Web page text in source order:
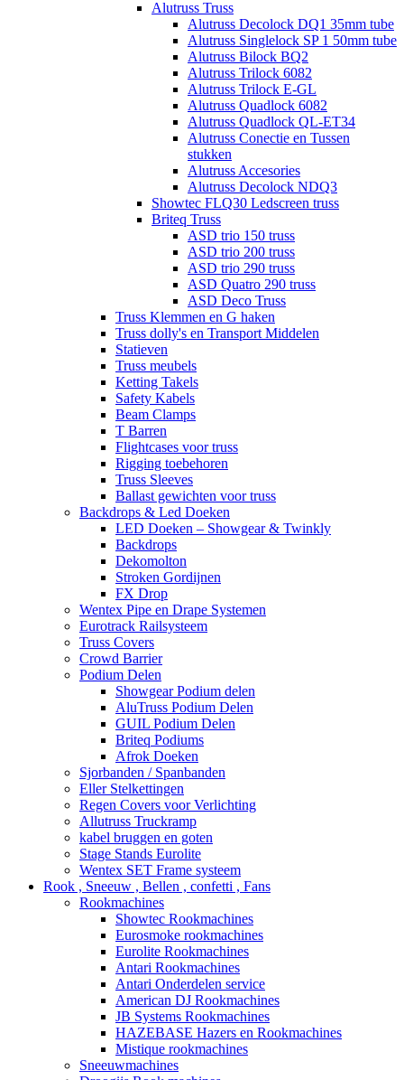
Alutruss Truss
Alutruss Decolock DQ1 35mm tube
Alutruss Singlelock SP 1 50mm tube
Alutruss Bilock BQ2
Alutruss Trilock 6082
Alutruss Trilock E-GL
Alutruss Quadlock 6082
Alutruss Quadlock QL-ET34
Alutruss Conectie en Tussen
stukken
Alutruss Accesories
Alutruss Decolock NDQ3
Showtec FLQ30 Ledscreen truss
Briteq Truss
ASD trio 150 truss
ASD trio 200 truss
ASD trio 290 truss
ASD Quatro 290 truss
ASD Deco Truss
Truss Klemmen en G haken
Truss dolly's en Transport Middelen
Statieven
Truss meubels
Ketting Takels
Safety Kabels
Beam Clamps
T Barren
Flightcases voor truss
Rigging toebehoren
Truss Sleeves
Ballast gewichten voor truss
Backdrops & Led Doeken
LED Doeken – Showgear & Twinkly
Backdrops
Dekomolton
Stroken Gordijnen
FX Drop
Wentex Pipe en Drape Systemen
Eurotrack Railsysteem
Truss Covers
Crowd Barrier
Podium Delen
Showgear Podium delen
AluTruss Podium Delen
GUIL Podium Delen
Briteq Podiums
Afrok Doeken
Sjorbanden / Spanbanden
Eller Stelkettingen
Regen Covers voor Verlichting
Allutruss Truckramp
kabel bruggen en goten
Stage Stands Eurolite
Wentex SET Frame systeem
Rook , Sneeuw , Bellen , confetti , Fans
Rookmachines
Showtec Rookmachines
Eurosmoke rookmachines
Eurolite Rookmachines
Antari Rookmachines
Antari Onderdelen service
American DJ Rookmachines
JB Systems Rookmachines
HAZEBASE Hazers en Rookmachines
Mistique rookmachines
Sneeuwmachines